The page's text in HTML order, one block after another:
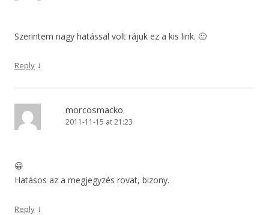
Szerintem nagy hatással volt rájuk ez a kis link. 🙂
Reply ↓
morcosmacko
2011-11-15 at 21:23
😀
Hatásos az a megjegyzés rovat, bizony.
Reply ↓